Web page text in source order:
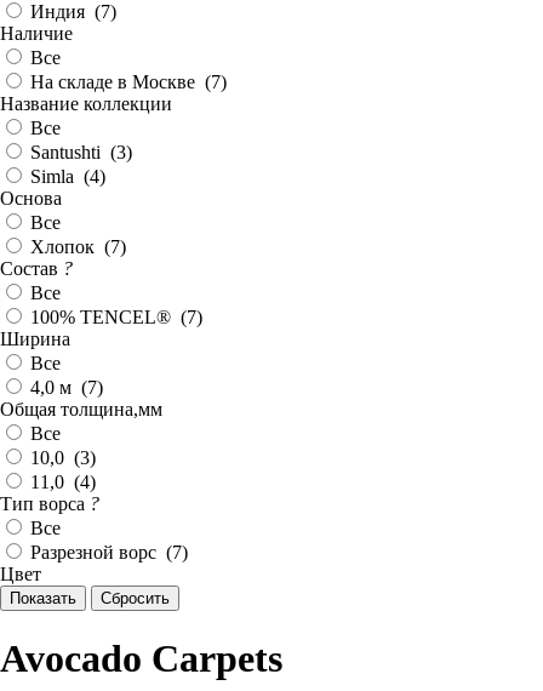
Индия (7)
Наличие
Все
На складе в Москве (7)
Название коллекции
Все
Santushti (3)
Simla (4)
Основа
Все
Хлопок (7)
Состав ?
Все
100% TENCEL® (7)
Ширина
Все
4,0 м (7)
Общая толщина,мм
Все
10,0 (3)
11,0 (4)
Тип ворса ?
Все
Разрезной ворс (7)
Цвет
Avocado Carpets